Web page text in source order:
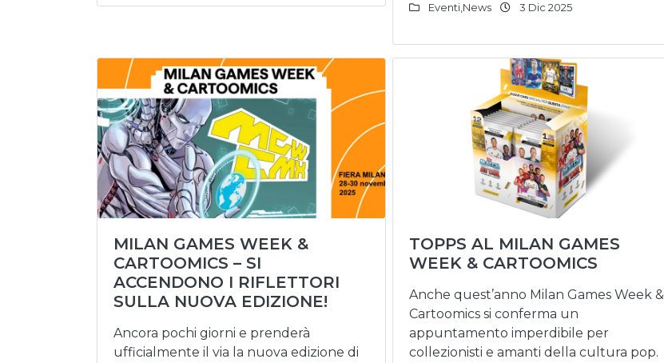
Eventi News 3 Dic 2025
MILAN GAMES WEEK &
CARTOOMICS – SI
ACCENDONO I RIFLETTORI
SULLA NUOVA EDIZIONE!
Ancora pochi giorni e prenderà
ufficialmente il via la nuova edizione di
TOPPS AL MILAN GAMES
WEEK & CARTOOMICS
Anche quest’anno Milan Games Week &
Cartoomics si conferma un
appuntamento imperdibile per
collezionisti e amanti della cultura pop.